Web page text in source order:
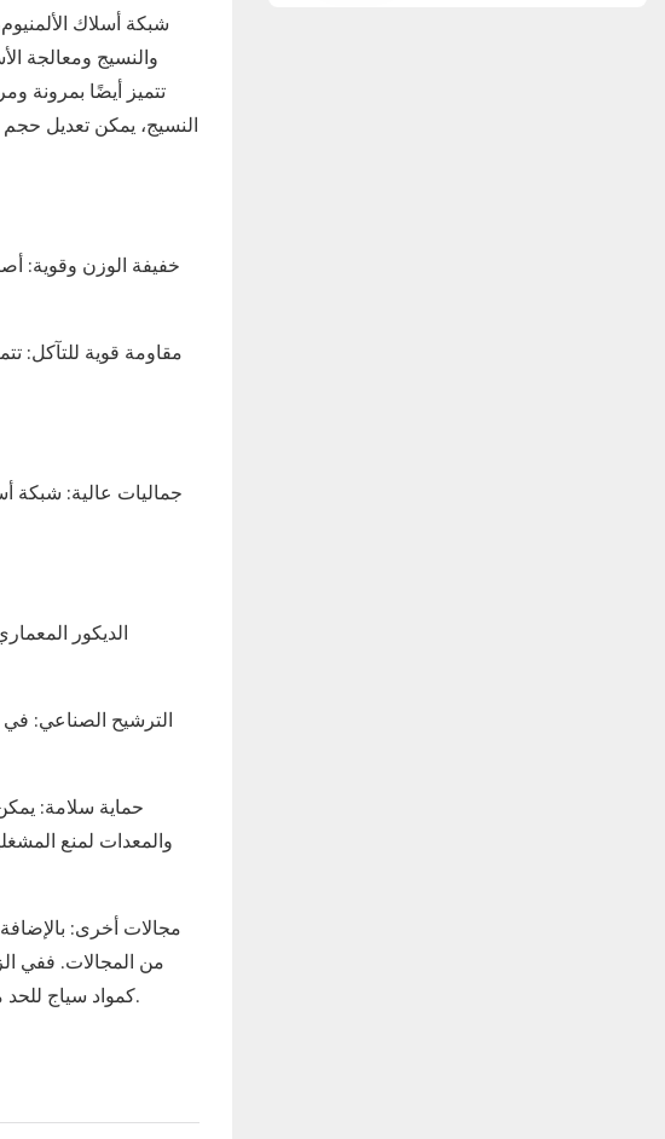
شبكة أسلاك
والنسيج ومعالجة
تتميز أيضًا بمرونة
النسيج، يمكن تعديل
‌خفيفة الوزن وقوية‌:
‌مقاومة قوية للتآكل‌:
‌جماليات عالية‌: شبكة
الديكور
‌الترشيح الصناعي‌: في
‌حماية سلامة‌:
والمعدات لمنع
‌مجالات أخرى‌:
من المجالات. ففي
كمواد سياج للحد من نطاق الحيوانات؛ وفي مصايد الأسماك، يمكن استخدامه كشبكة تربية. توفر مادة الصندوق بيئة نمو آمنة للحياة المائية.